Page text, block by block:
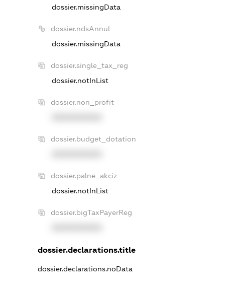
dossier.missingData
dossier.ndsAnnul
dossier.missingData
dossier.single_tax_reg
dossier.notInList
dossier.non_profit
dossier.budget_dotation
dossier.palne_akciz
dossier.notInList
dossier.bigTaxPayerReg
dossier.declarations.title
dossier.declarations.noData